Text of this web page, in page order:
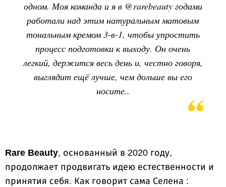
одном. Моя команда и я в @rarebeauty годами
работали над этим натуральным матовым
тональным кремом 3-в-1, чтобы упростить
процесс подготовки к выходу. Он очень
легкий, держится весь день и, честно говоря,
выглядит ещё лучше, чем дольше вы его
носите..
Rare Beauty, основанный в 2020 году,
продолжает продвигать идею естественности и
принятия себя. Как говорит сама Селена :